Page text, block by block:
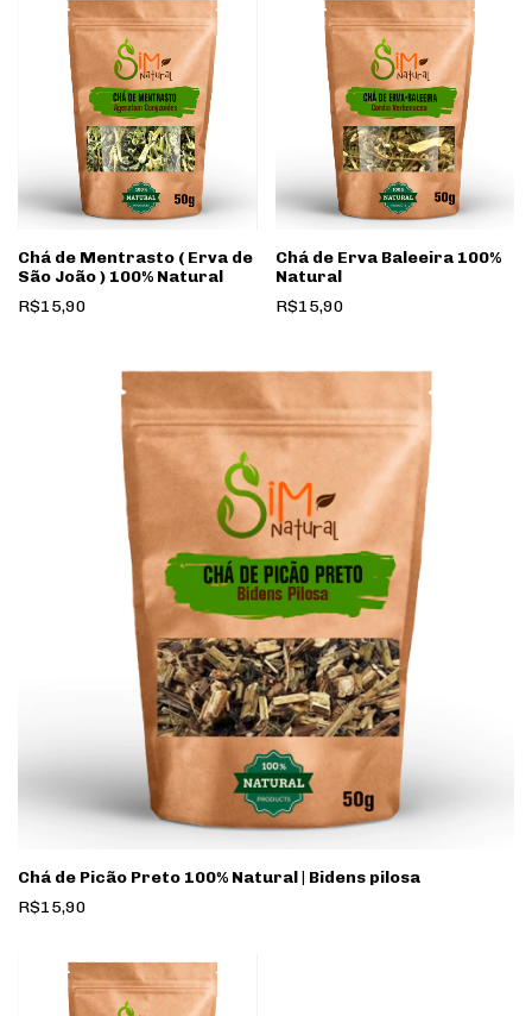
Chá de Mentrasto ( Erva de
São João ) 100% Natural
R$15,90
Chá de Erva Baleeira 100%
Natural
R$15,90
Chá de Picão Preto 100% Natural | Bidens pilosa
R$15,90